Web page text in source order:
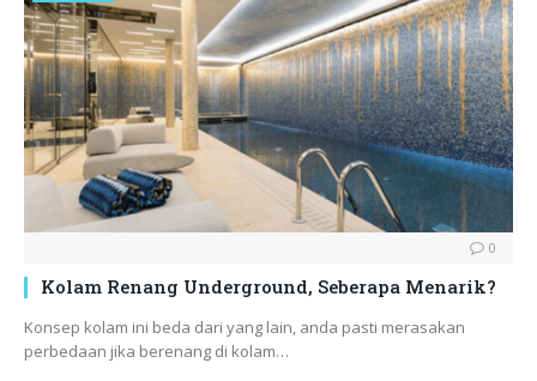
0
Kolam Renang Underground, Seberapa Menarik?
Konsep kolam ini beda dari yang lain, anda pasti merasakan
perbedaan jika berenang di kolam…